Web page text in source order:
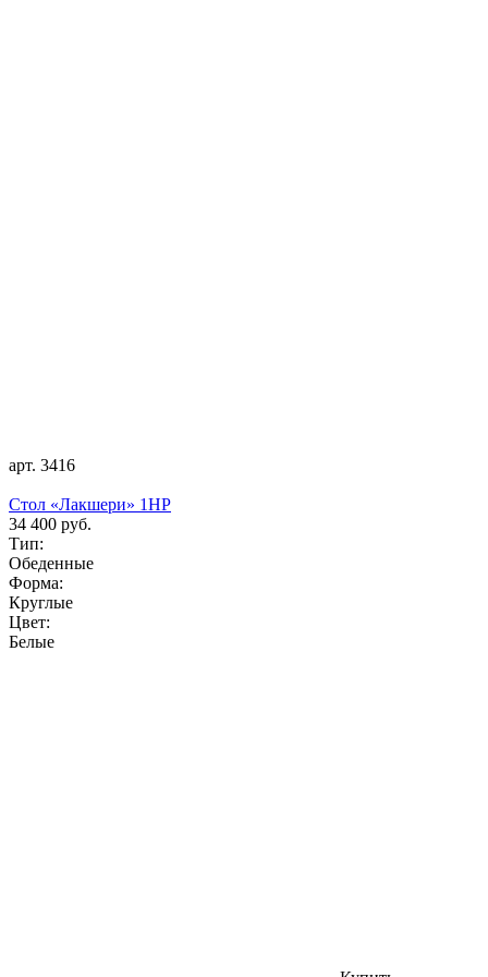
арт. 3416
Стол «Лакшери» 1НР
34 400 руб.
Тип:
Обеденные
Форма:
Круглые
Цвет:
Белые